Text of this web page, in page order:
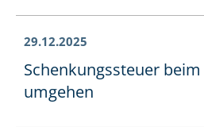
29.12.2025
Schen­kungs­steu­er
umgehen